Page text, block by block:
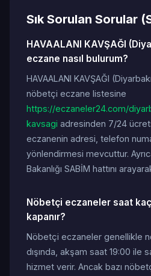
Sık Sorulan Sorular
HAVAALANI KAVŞAĞI
eczane nasıl bulurum?
HAVAALANI KAVŞAĞI
nöbetçi eczane listesine
https://eczaneler24.com/
kavsagi adresinden 7/24
eczanenin adresi, telefon
yönlendirmesi mevcuttur.
Bakanlığı SABİM hattını
Nöbetçi eczaneler saat
kapanır?
Nöbetçi eczaneler genellikle
dışında, akşam saat 19:00 ile
hizmet verir. Ancak bazı